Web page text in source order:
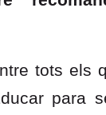
tots els
para